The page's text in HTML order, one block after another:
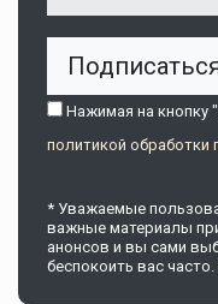
Нажимая на кнопку
политикой обработки
* Уважаемые
важные материалы
анонсов и вы сами
беспокоить вас